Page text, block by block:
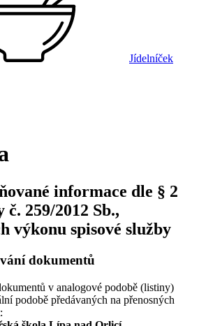
Jídelníček
informace dle § 2
č. 259/2012 Sb.,
výkonu spisové služby
dokumentů
v analogové podobě (listiny)
podobě předávaných na přenosných